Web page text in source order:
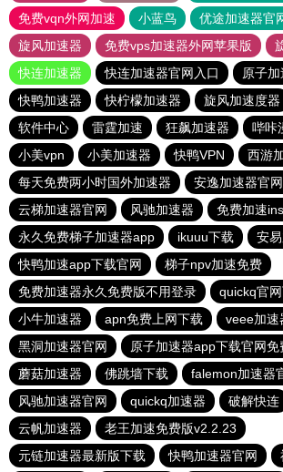
免费vqn外网加速
小蓝鸟 优途加速器官
旋风加速器
免费vps加速器外网苹果版
快连加速器
快连加速器官网入口
原子加
快鸭加速器
快柠檬加速器 旋风加速度器
软件中心
雷霆加速 狂飙加速器 哔咔
小美vpn
小美加速器 快鸭VPN
西游
每天免费两小时国外加速器
安逸加速器官
云梯加速器官网
风驰加速器
免费加速
永久免费梯子加速器app
ikuuu下载
安
快鸭加速app下载官网
梯子npv加速免费
免费加速器永久免费版不用登录
quickq官
小牛加速器
apn免费上网下载 veee加速
黑洞加速器官网
原子加速器app下载官网免
蘑菇加速器
佛跳墙下载
falemon加速器
风驰加速器官网
quickq加速器 破解快连
云帆加速器
老王加速免费版v2.2.23
元链加速器最新版下载
快鸭加速器官网